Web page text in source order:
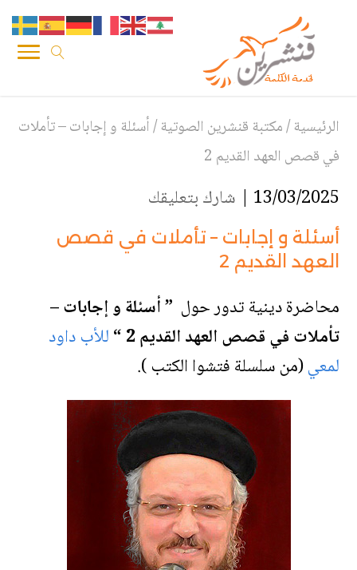
الرئيسية/مكتبة قنشرين الصوتية/أسئلة و إجابات – تأملات
في قصص العهد القديم 2
13/03/2025 | شارك بتعليقك
أسئلة و إجابات – تأملات في قصص
العهد القديم 2
محاضرة دينية تدور حول ” أسئلة و إجابات –
تأملات في قصص العهد القديم 2 “
للأب داود
لمعي(من سلسلة فتشوا الكتب ).